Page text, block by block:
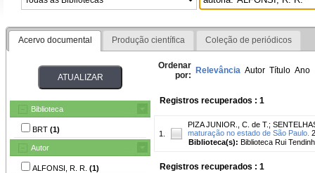
Acervo documental Produção científica Coleção de periódicos
Biblioteca
BRT (1)
Autor
ALFONSI, R. R. (1)
Ordenar
por: Relevância Autor Título Ano
Registros recuperados : 1
1.
PIZA JUNIOR., C. de T. ;
maturação no estado de São Paulo.
Biblioteca(s): Biblioteca Rui
Registros recuperados : 1